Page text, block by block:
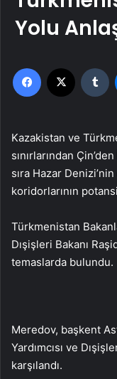
Yolu
Facebook
Kazakistan ve
sınırlarından
sıra Hazar
koridorlarının
Türkmenistan
Dışişleri Bakanı
temaslarda bulundu.
Meredov, başkent
Yardımcısı ve
karşılandı.